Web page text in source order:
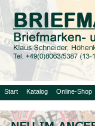
Start Katalog Online-Shop